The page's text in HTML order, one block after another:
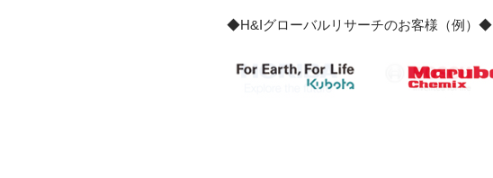
◆H&Iグローバルリサーチのお客様（例）◆